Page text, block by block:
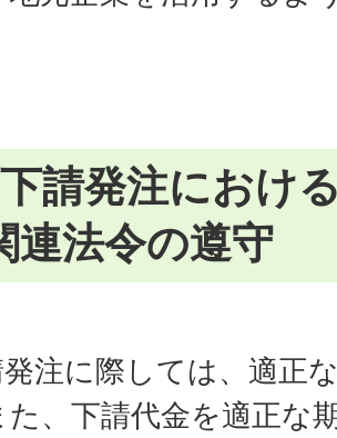
請発注におけ
連法令の遵守
注に際しては、適正
た、下請代金を適正な